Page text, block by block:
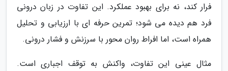
فرار کند، نه برای بهبود عملکرد. این تفاوت در زبان درونی
فرد هم دیده می شود؛ تمرین حرفه ای با ارزیابی و تحلیل
همراه است، اما افراط روان محور با سرزنش و فشار درونی.
مثال عینی این تفاوت، واکنش به توقف اجباری است.